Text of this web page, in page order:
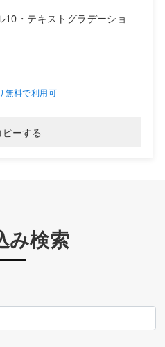
・テキストグラデーショ
無料で利用可
ピーする
み検索